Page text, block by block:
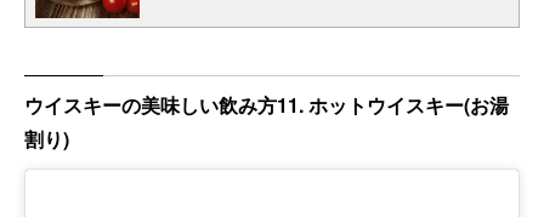
ウイスキーの美味しい飲み方11. ホットウイスキー(お湯
割り)